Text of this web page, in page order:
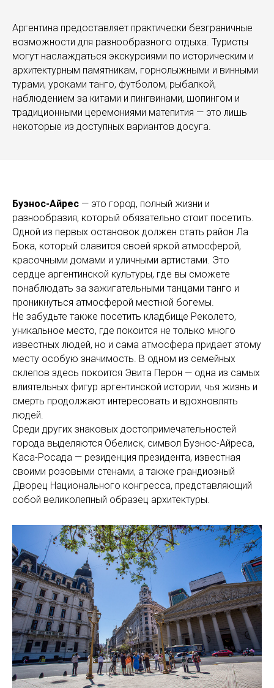
Аргентина предоставляет практически безграничные
возможности для разнообразного отдыха. Туристы
могут наслаждаться экскурсиями по историческим и
архитектурным памятникам, горнолыжными и винными
турами, уроками танго, футболом, рыбалкой,
наблюдением за китами и пингвинами, шопингом и
традиционными церемониями матепития — это лишь
некоторые из доступных вариантов досуга.
Буэнос-Айрес — это город, полный жизни и
разнообразия, который обязательно стоит посетить.
Одной из первых остановок должен стать район Ла
Бока, который славится своей яркой атмосферой,
красочными домами и уличными артистами. Это
сердце аргентинской культуры, где вы сможете
понаблюдать за зажигательными танцами танго и
проникнуться атмосферой местной богемы.
Не забудьте также посетить кладбище Реколето,
уникальное место, где покоится не только много
известных людей, но и сама атмосфера придает этому
месту особую значимость. В одном из семейных
склепов здесь покоится Эвита Перон — одна из самых
влиятельных фигур аргентинской истории, чья жизнь и
смерть продолжают интересовать и вдохновлять
людей.
Среди других знаковых достопримечательностей
города выделяются Обелиск, символ Буэнос-Айреса,
Каса-Росада — резиденция президента, известная
своими розовыми стенами, а также грандиозный
Дворец Национального конгресса, представляющий
собой великолепный образец архитектуры.